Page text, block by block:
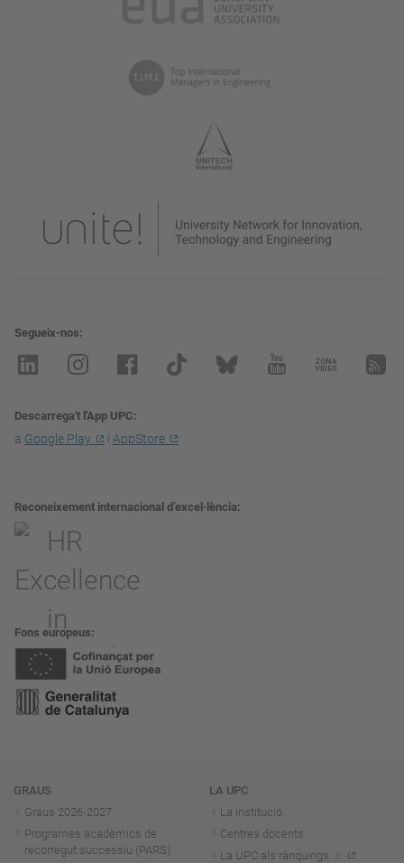
Segueix-nos
Descarrega't l'App UPC
a Google Play i AppStore
Reconeixement internacional d’excel·lència
Fons europeus
Navegació
GRAUS
Graus 2026-2027
Programes acadèmics de
recorregut successiu (PARS)
LA UPC
La institució
Centres docents
La UPC als rànquings